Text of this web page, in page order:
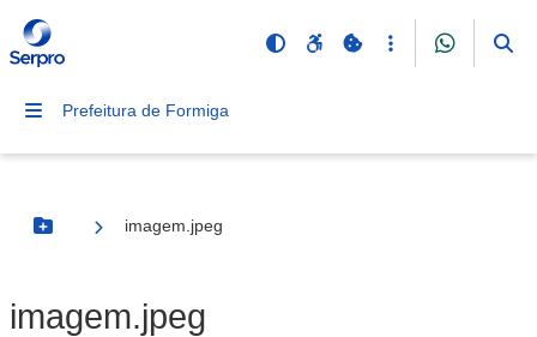
Prefeitura de Formiga
Botão Menu
imagem.jpeg
imagem.jpeg